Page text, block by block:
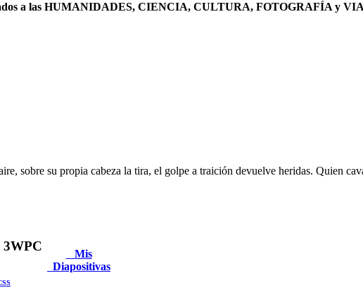
a las HUMANIDADES, CIENCIA, CULTURA, FOTOGRAFÍA y
sobre su propia cabeza la tira, el golpe a traición devuelve heridas. Quien
Mis
Diapositivas